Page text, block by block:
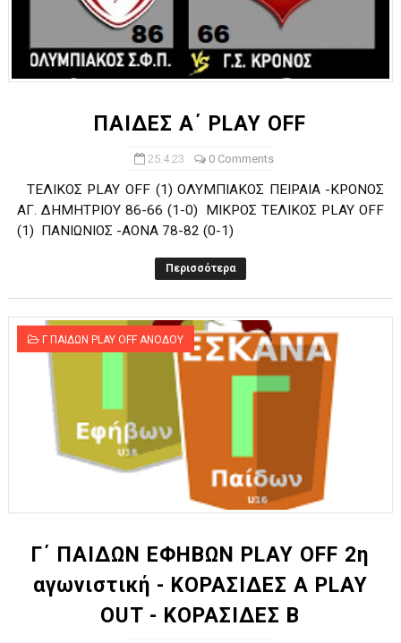
ΠΑΙΔΕΣ Α΄ PLAY OFF
25.4.23 0 Comments
ΤΕΛΙΚΟΣ PLAY OFF (1) ΟΛΥΜΠΙΑΚΟΣ ΠΕΙΡΑΙΑ -ΚΡΟΝΟΣ
ΑΓ. ΔΗΜΗΤΡΙΟΥ 86-66 (1-0) ΜΙΚΡΟΣ ΤΕΛΙΚΟΣ PLAY OFF
(1) ΠΑΝΙΩΝΙΟΣ -ΑΟΝΑ 78-82 (0-1)
Περισσότερα
Γ ΠΑΙΔΩΝ PLAY OFF ΑΝΟΔΟΥ
Γ΄ ΠΑΙΔΩΝ ΕΦΗΒΩΝ PLAY OFF 2η
αγωνιστική - KOΡΑΣΙΔΕΣ A PLAY
OUT - ΚΟΡΑΣΙΔΕΣ Β